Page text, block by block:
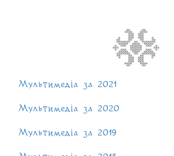
Мультимедіа за 2021
Мультимедіа за 2020
Мультимедіа за 2019